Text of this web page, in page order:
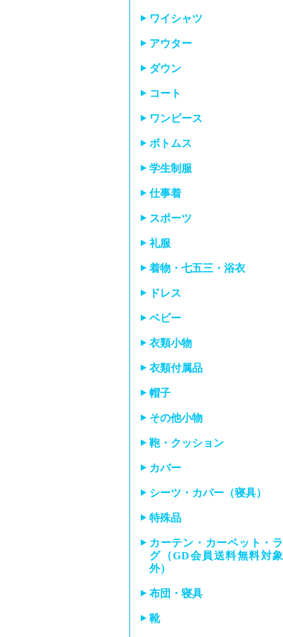
ワイシャツ
アウター
ダウン
コート
ワンピース
ボトムス
学生制服
仕事着
スポーツ
礼服
着物・七五三・浴衣
ドレス
ベビー
衣類小物
衣類付属品
帽子
その他小物
鞄・クッション
カバー
シーツ・カバー（寝具）
特殊品
カーテン・カーペット・ラ
グ（GD会員送料無料対象
外）
布団・寝具
靴